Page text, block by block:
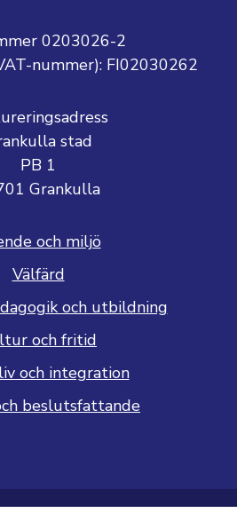
0203026-2
nummer): FI02030262
stad
PB 1
Grankulla
och miljö
Välfärd
och utbildning
och fritid
och integration
beslutsfattande